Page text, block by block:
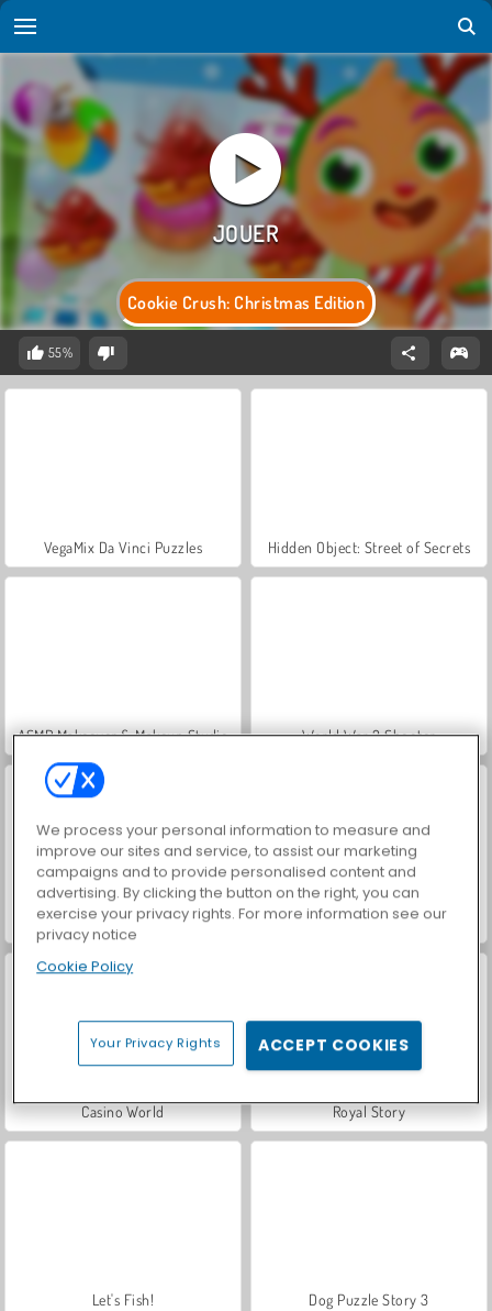
Cookie Crush: Christmas Edition
55%
VegaMix Da Vinci Puzzles Hidden Object: Street of Secrets
ASMR Makeover & Makeup Studio World War 2 Shooter
Farm Merge Valley Car Parking City Duel
Casino World Royal Story
Let's Fish! Dog Puzzle Story 3
We process your personal information to measure and
improve our sites and service, to assist our marketing
campaigns and to provide personalised content and
advertising. By clicking the button on the right, you can
exercise your privacy rights. For more information see our
privacy notice
Cookie Policy
Your Privacy Rights ACCEPT COOKIES